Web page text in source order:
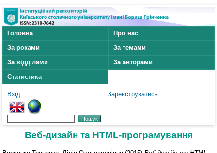
Головна
Про нас
За роками
За темами
За відділами
За авторами
Статистика
Вхід Зареєструватись
Веб-дизайн та HTML-програмування